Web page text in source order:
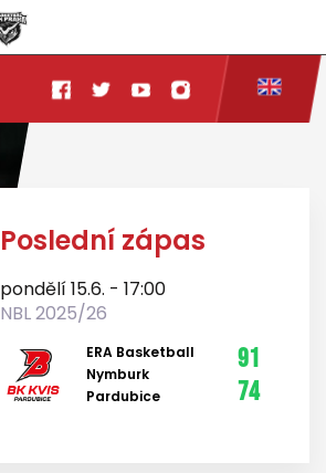
Poslední zápas
pondělí 15.6. - 17:00
NBL 2025/26
ERA Basketball
Nymburk
Pardubice
91
74